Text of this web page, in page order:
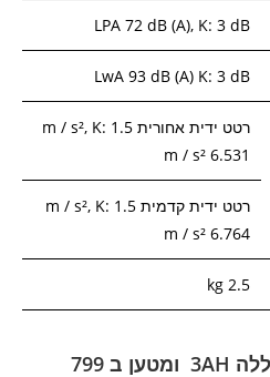
LPA 72 dB (A), K: 3 dB
LwA 93 dB (A) K: 3 dB
רטט ידית אחורית m / s², K: 1.5
m / s² 6.531
רטט ידית קדמית m / s², K: 1.5
m / s² 6.764
2.5 kg
ניתן לרכוש סט כולל סוללה 3AH ומטען ב 799